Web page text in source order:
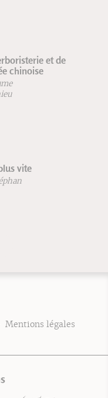
Mentions légales